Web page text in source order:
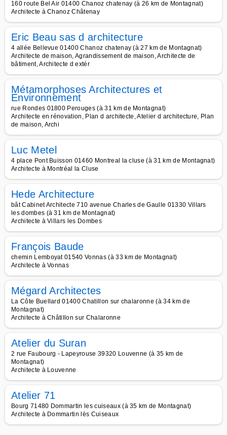
160 route Bel Air 01400 Chanoz chatenay (à 26 km de Montagnat)
Architecte à Chanoz Châtenay
Eric Beau sas d architecture
4 allée Bellevue 01400 Chanoz chatenay (à 27 km de Montagnat)
Architecte de maison, Agrandissement de maison, Architecte de
bâtiment, Architecte d extér
Métamorphoses Architectures et
Environnement
rue Rondes 01800 Perouges (à 31 km de Montagnat)
Architecte en rénovation, Plan d architecte, Atelier d architecture, Plan
de maison, Archi
Luc Metel
4 place Pont Buisson 01460 Montreal la cluse (à 31 km de Montagnat)
Architecte à Montréal la Cluse
Hede Architecture
bât Cabinet Architecte 710 avenue Charles de Gaulle 01330 Villars
les dombes (à 31 km de Montagnat)
Architecte à Villars les Dombes
François Baude
chemin Lemboyat 01540 Vonnas (à 33 km de Montagnat)
Architecte à Vonnas
Mégard Architectes
La Côte Buellard 01400 Chatillon sur chalaronne (à 34 km de
Montagnat)
Architecte à Châtillon sur Chalaronne
Atelier du Suran
2 rue Faubourg - Lapeyrouse 39320 Louvenne (à 35 km de
Montagnat)
Architecte à Louvenne
Atelier 71
Bourg 71480 Dommartin les cuiseaux (à 35 km de Montagnat)
Architecte à Dommartin lès Cuiseaux